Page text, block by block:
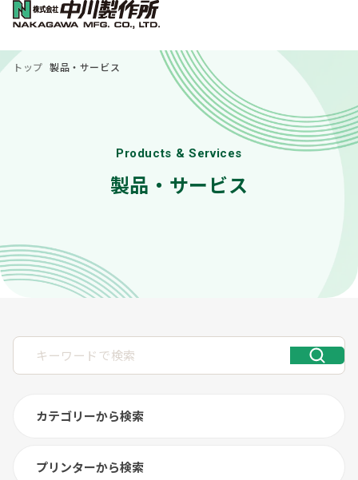
トップ 製品・サービス
Products & Services
製品・サービス
カテゴリーから検索
プリンターから検索